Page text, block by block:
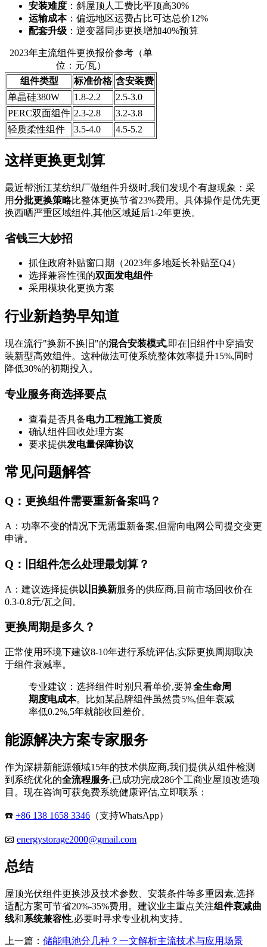
安装难度 ：斜屋顶人工费比平顶高30%
运输成本：偏远地区运费占比可达总价12%
配套升级 ：逆变器同步更换增加40%预算
2023年主流组件更换报价参考（单
位：元/瓦）
组件类型
标准价格 含安装费
单晶硅380W
1.8-2.2
2.5-3.0
PERC双面组件 2.3-2.8
3.2-3.8
轻质柔性组件
3.5-4.0 4.5-5.2
这样更换更划算
最近帮浙江某纺织厂做组件升级时,我们发现个有趣现象：采
用分批更换策略比整体更换节省23%费用。具体操作是优先更
换西晒严重区域组件,其他区域延后1-2年更换。
省钱三大妙招
抓住政府补贴窗口期（2023年多地延长补贴至Q4）
选择兼容性强的双面发电组件
采用模块化更换方案
行业新趋势早知道
现在流行"换新不换旧"的混合安装模式,即在旧组件中穿插安
装新型高效组件。这种做法可使系统整体效率提升15%,同时
降低30%的初期投入。
专业服务商选择要点
查看是否具备电力工程施工资质
确认组件回收处理方案
要求提供发电量保障协议
常见问题解答
Q：更换组件需要重新备案吗？
A：功率不变的情况下无需重新备案,但需向电网公司提交变更
申请。
Q：旧组件怎么处理最划算？
A：建议选择提供以旧换新服务的供应商,目前市场回收价在
0.3-0.8元/瓦之间。
更换周期是多久？
正常使用环境下建议8-10年进行系统评估,实际更换周期取决
于组件衰减率。
专业建议：选择组件时别只看单价,要算全生命周
期度电成本。比如某品牌组件虽然贵5%,但年衰减
率低0.2%,5年就能收回差价。
能源解决方案专家服务
作为深耕新能源领域15年的技术供应商,我们提供从组件检测
到系统优化的全流程服务,已成功完成286个工商业屋顶改造项
目。现在咨询可获免费系统健康评估,立即联系：
☎️ +86 138 1658 3346 （支持WhatsApp）
📧 energystorage2000@gmail.com
总结
屋顶光伏组件更换涉及技术参数、安装条件等多重因素,选择
适配方案可节省20%-35%费用。建议业主重点关注组件衰减曲
线和系统兼容性,必要时寻求专业机构支持。
上一篇： 储能电池分几种？一文解析主流技术与应用场景